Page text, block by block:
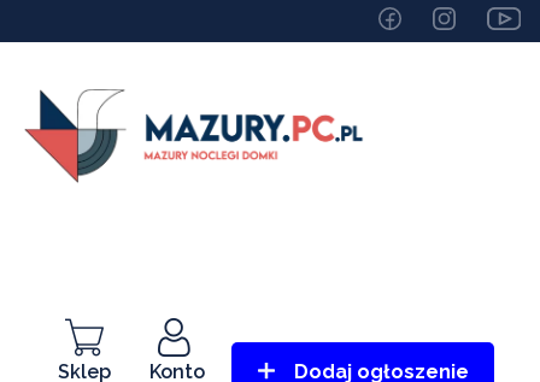
Sklep Konto Dodaj ogłoszenie